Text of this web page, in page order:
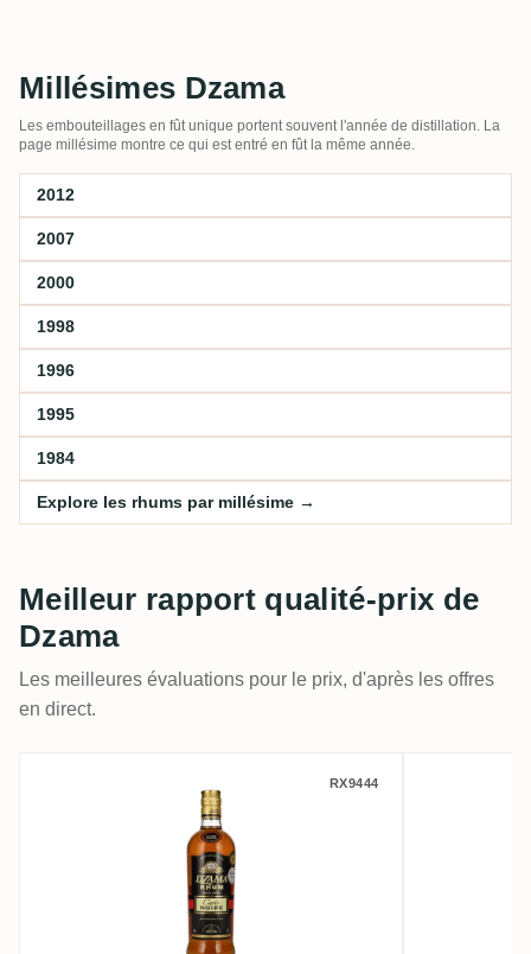
Millésimes Dzama
Les embouteillages en fût unique portent souvent l'année de distillation. La
page millésime montre ce qui est entré en fût la même année.
2012
2007
2000
1998
1996
1995
1984
Explore les rhums par millésime →
Meilleur rapport qualité-prix de
Dzama
Les meilleures évaluations pour le prix, d'après les offres
en direct.
Dzama Vidzar Cuvée Noire 2012
RX9444